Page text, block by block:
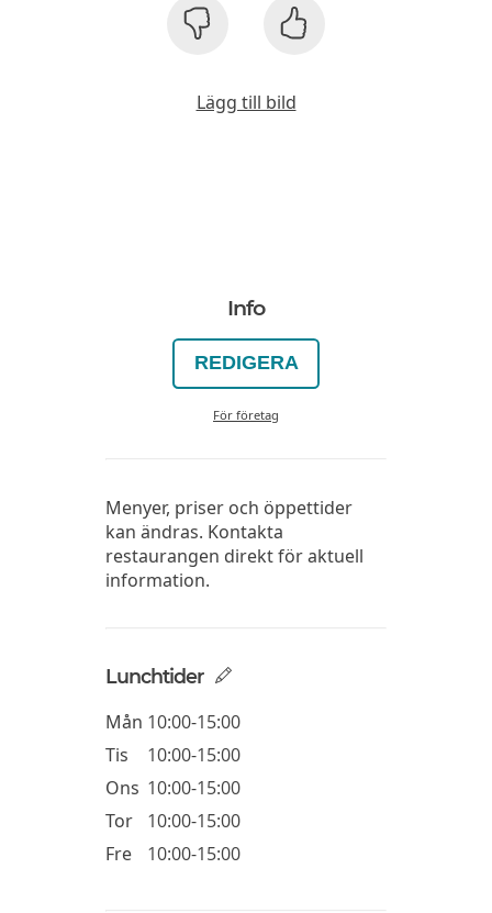
Lägg till bild
Info
REDIGERA
För företag
Menyer, priser och öppettider
kan ändras. Kontakta
restaurangen direkt för aktuell
information.
Lunchtider
Mån 10:00-15:00
Tis
10:00-15:00
Ons 10:00-15:00
Tor
10:00-15:00
Fre
10:00-15:00